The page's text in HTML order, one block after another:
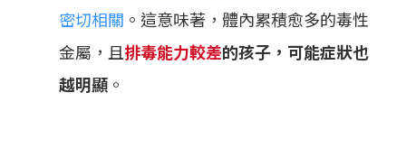
密切相關 。這意味著，體內累積愈多的毒性
金屬，且排毒能力較差的孩子，可能症狀也
越明顯 。